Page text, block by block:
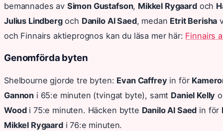
bemannades av Simon Gustafson, Mikkel Rygaardoch
Julius Lindbergoch Danilo Al Saed, medan Etrit Berisha
och Finnairs aktieprognos kan du läsa mer här: Finnairs
Genomförda byten
Shelbourne gjorde tre byten: Evan Caffreyin för
Gannon i 65:e minuten (tvingat byte), samt Daniel Kelly
Woodi 75:e minuten. Häcken bytte Danilo Al Saed in för
Mikkel Rygaardi 76:e minuten.